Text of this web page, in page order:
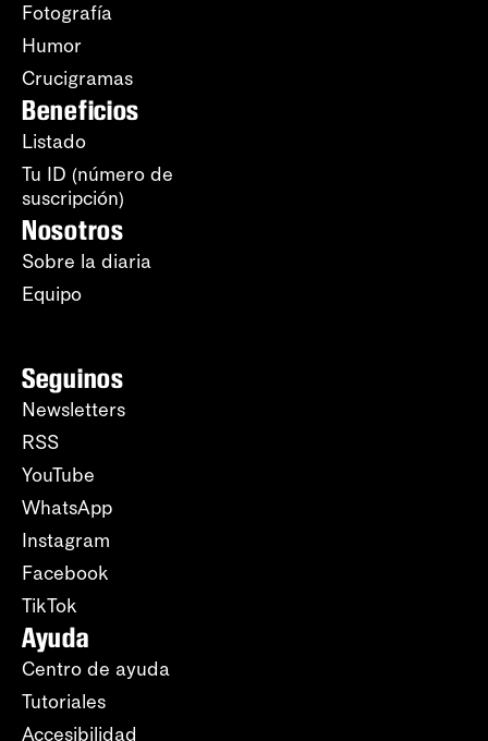
Fotografía
Humor
Crucigramas
Beneficios
Listado
Tu ID (número de
suscripción)
Nosotros
Sobre la diaria
Equipo
Seguinos
Newsletters
RSS
YouTube
WhatsApp
Instagram
Facebook
TikTok
Ayuda
Centro de ayuda
Tutoriales
Accesibilidad